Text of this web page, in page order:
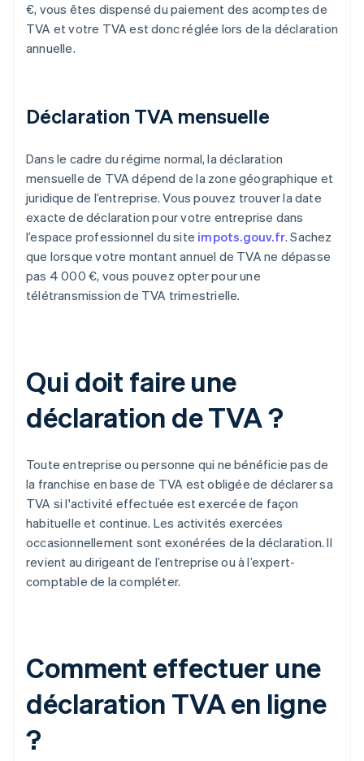
€, vous êtes dispensé du paiement des acomptes de
TVA et votre TVA est donc réglée lors de la déclaration
annuelle.
Déclaration TVA mensuelle
Dans le cadre du régime normal, la déclaration
mensuelle de TVA dépend de la zone géographique et
juridique de l’entreprise. Vous pouvez trouver la date
exacte de déclaration pour votre entreprise dans
l’espace professionnel du site impots.gouv.fr. Sachez
que lorsque votre montant annuel de TVA ne dépasse
pas 4 000 €, vous pouvez opter pour une
télétransmission de TVA trimestrielle.
Qui doit faire une
déclaration de TVA ?
Toute entreprise ou personne qui ne bénéficie pas de
la franchise en base de TVA est obligée de déclarer sa
TVA si l'activité effectuée est exercée de façon
habituelle et continue. Les activités exercées
occasionnellement sont exonérées de la déclaration. Il
revient au dirigeant de l’entreprise ou à l’expert-
comptable de la compléter.
Comment effectuer une
déclaration TVA en ligne
?